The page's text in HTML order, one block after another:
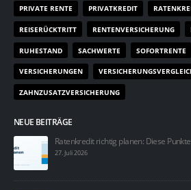
PRIVATE RENTE PRIVATKREDIT
REISERÜCKTRITT RENTENVERSICHERUNG
RUHESTAND SACHWERTE SOFORTRENTE
VERSICHERUNGEN
ZAHNZUSATZVERSICHERUNG
NEUE BEITRÄGE
Ratenkredit richtig planen: Diese
27. Juli 2026